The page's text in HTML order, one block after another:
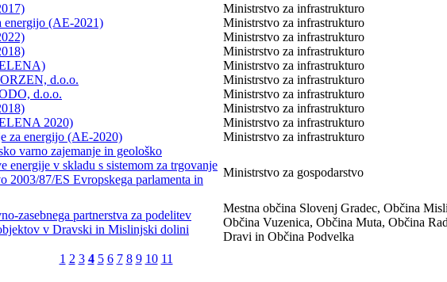
Ministrstvo za infrastrukturo
energijo (AE-2021)
Ministrstvo za infrastrukturo
Ministrstvo za infrastrukturo
Ministrstvo za infrastrukturo
ELENA)
Ministrstvo za infrastrukturo
d.o.o.
Ministrstvo za infrastrukturo
d.o.o.
Ministrstvo za infrastrukturo
Ministrstvo za infrastrukturo
2020)
Ministrstvo za infrastrukturo
za energijo (AE-2020)
Ministrstvo za infrastrukturo
varno zajemanje in geološko
v skladu s sistemom za trgovanje
87/ES Evropskega parlamenta in
Ministrstvo za gospodarstvo
zasebnega partnerstva za podelitev
v Dravski in Mislinjski dolini
Mestna občina Slovenj Gradec, Občina
Občina Vuzenica, Občina Muta, Občina
Dravi in Občina Podvelka
1 2 3 4 5 6 7 8 9 10 11